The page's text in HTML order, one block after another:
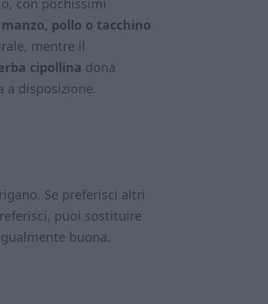
manzo, pollo o tacchino
mentre il
cipollina dona
a disposizione.
Se preferisci altri
puoi sostituire
buona.